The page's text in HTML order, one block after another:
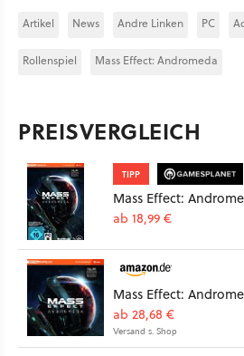
Artikel News Andre Linken PC
Rollenspiel Mass Effect: Andromeda
PREISVERGLEICH
TIPP
Mass Effect:
ab 18,99 €
Mass Effect:
ab 28,68 €
Versand s. Shop